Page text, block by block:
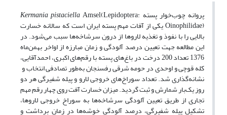
پروانه چوب‌خوار پسته
Kermania pistaciellaAmsel(Lepidoptera:
Oinophilidae) یکی از آفات مهم پسته ایران است که سالانه خسارت
بالایی را با نفوذ و تغذیه لاروها از درون سرشاخه‌ها سبب می‌شود. در
این مطالعه جهت تعیین درصد آلودگی و زمان مبارزه از اواخر بهمن‌ماه
1376 تعداد 200 درخت در باغ‌های پسته با رقم‌های اکبری، احمدآقایی،
کله قوچی و اوحدی در حومه شرقی رفسنجان به‌طور تصادفی انتخاب و
نشانه‌گذاری شد. تعداد سوراخ‌های خروجی لارو و پیله شفیرگی هر دو
روز یک‌بار شمارش و ثبت گردید. میزان خسارت آفت روی چهار رقم مهم
تجاری از طریق تعیین آلودگی سرشاخه‌ها به سوراخ خروجی لاروها،
تشکیل پیله شفیرگی، درصد آلودگی خوشه‌ها در زمان برداشت و